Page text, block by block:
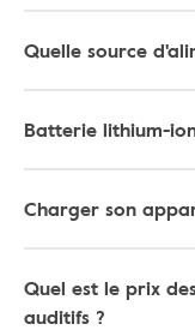
Quelle source
Batterie lithium-
Charger son
Quel est le prix
auditifs ?